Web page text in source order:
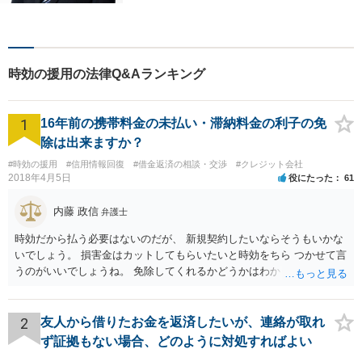
限の努力を尽くしていきま
す。【司法書士資格あり】
【宅建士資格あり】【法テラ
ス利用可能】
時効の援用の法律Q&Aランキング
1
16年前の携帯料金の未払い・滞納料金の利子の免
除は出来ますか？
#時効の援用 #信用情報回復 #借金返済の相談・交渉 #クレジット会社
2018年4月5日 役にたった 61
内藤 政信 弁護士
時効だから払う必要はないのだが、 新規契約したいならそうもいかな
いでしょう。 損害金はカットしてもらいたいと時効をちら つかせて言
うのがいいでしょうね。 免除してくれるかどうかはわかりませんが。
2
友人から借りたお金を返済したいが、連絡が取れ
ず証拠もない場合、どのように対処すればよい